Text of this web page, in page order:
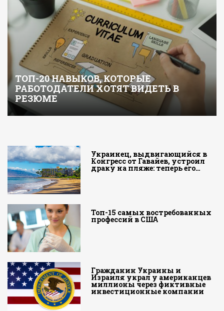
ТОП-20 НАВЫКОВ, КОТОРЫЕ
РАБОТОДАТЕЛИ ХОТЯТ ВИДЕТЬ В
РЕЗЮМЕ
Украинец, выдвигающийся в
Конгресс от Гавайев, устроил
драку на пляже: теперь его…
Топ-15 самых востребованных
профессий в США
Гражданин Украины и
Израиля украл у американцев
миллионы через фиктивные
инвестиционные компании